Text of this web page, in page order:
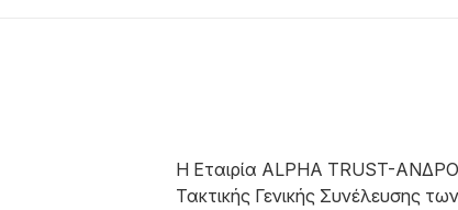
Η Εταιρία ALPHA TRUST-
Τακτικής Γενικής Συνέλευσης